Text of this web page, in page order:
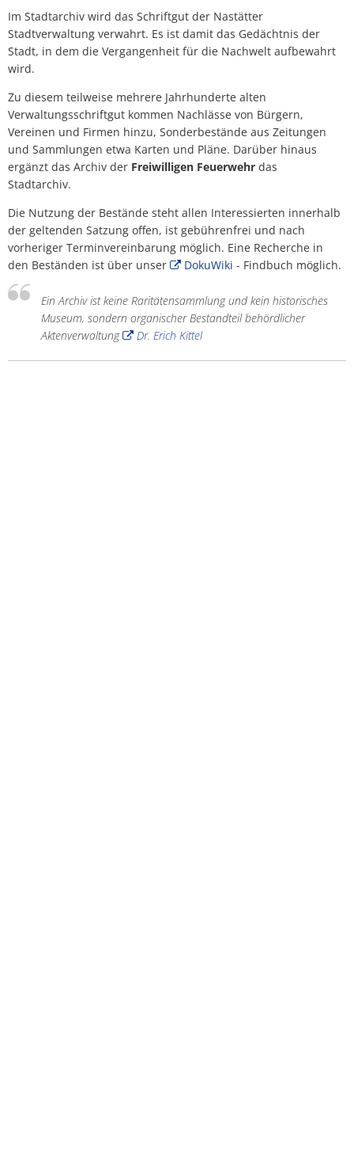
Abfallkalender
Nastätten-App
Im Stadtarchiv wird das Schriftgut der Nastätter
Stadtverwaltung verwahrt. Es ist damit das Gedächtnis der
Stadt, in dem die Vergangenheit für die Nachwelt aufbewahrt
wird.
Zu diesem teilweise mehrere Jahrhunderte alten
Verwaltungsschriftgut kommen Nachlässe von Bürgern,
Vereinen und Firmen hinzu, Sonderbestände aus Zeitungen
und Sammlungen etwa Karten und Pläne. Darüber hinaus
ergänzt das Archiv der Freiwilligen Feuerwehr das
Stadtarchiv.
Die Nutzung der Bestände steht allen Interessierten innerhalb
der geltenden Satzung offen, ist gebührenfrei und nach
vorheriger Terminvereinbarung möglich. Eine Recherche in
den Beständen ist über unser
DokuWiki - Findbuch möglich.
Ein Archiv ist keine Raritätensammlung und kein historisches
Museum, sondern organischer Bestandteil behördlicher
Aktenverwaltung
Dr. Erich Kittel